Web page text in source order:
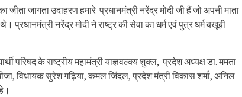
जागता उदाहरण हमारे प्रधानमंत्री नरेंद्र मोदी जी हैं जो अपनी माता
नरेंद्र मोदी ने राष्ट्र की सेवा का धर्म एवं पुत्र धर्म बखूबी
परिषद के राष्ट्रीय महामंत्री याज्ञवल्क्य शुक्ल, प्रदेश अध्यक्ष डा. ममता
विधायक सुरेश गढ़िया, कमल जिंदल, प्रदेश मंत्री विकास शर्मा, अनिल